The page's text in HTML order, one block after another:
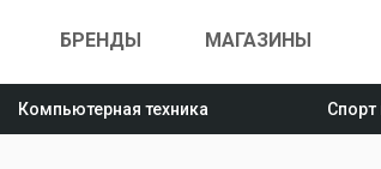
БРЕНДЫ МАГАЗИНЫ
Компьютерная техника Спорт